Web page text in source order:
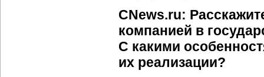
CNews.ru:
компанией в
С какими
их реализации?